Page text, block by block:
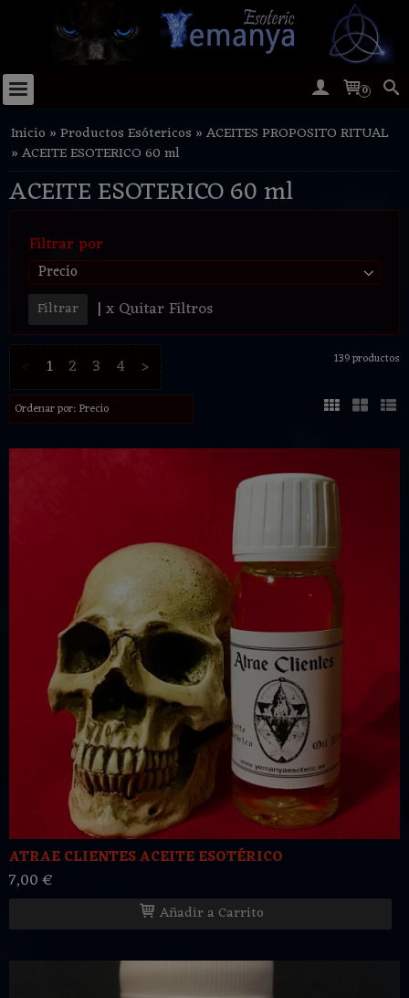
0
Inicio »Productos Esótericos »ACEITES PROPOSITO RITUAL
»ACEITE ESOTERICO 60 ml
ACEITE ESOTERICO 60 ml
Filtrar por
Precio
| x Quitar Filtros
1 2 3 4 > 139 productos
Ordenar por:Precio
ATRAE CLIENTES ACEITE ESOTÉRICO
7,00 €
Añadir a Carrito